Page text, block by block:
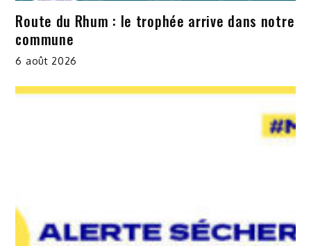
Route du Rhum : le trophée arrive dans notre
commune
6 août 2026